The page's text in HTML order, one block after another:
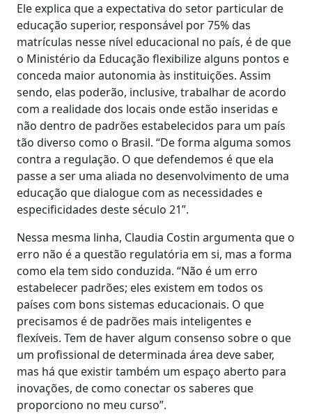
Ele explica que a expectativa do setor particular de
educação superior, responsável por 75% das
matrículas nesse nível educacional no país, é de que
o Ministério da Educação flexibilize alguns pontos e
conceda maior autonomia às instituições. Assim
sendo, elas poderão, inclusive, trabalhar de acordo
com a realidade dos locais onde estão inseridas e
não dentro de padrões estabelecidos para um país
tão diverso como o Brasil. “De forma alguma somos
contra a regulação. O que defendemos é que ela
passe a ser uma aliada no desenvolvimento de uma
educação que dialogue com as necessidades e
especificidades deste século 21”.
Nessa mesma linha, Claudia Costin argumenta que o
erro não é a questão regulatória em si, mas a forma
como ela tem sido conduzida. “Não é um erro
estabelecer padrões; eles existem em todos os
países com bons sistemas educacionais. O que
precisamos é de padrões mais inteligentes e
flexíveis. Tem de haver algum consenso sobre o que
um profissional de determinada área deve saber,
mas há que existir também um espaço aberto para
inovações, de como conectar os saberes que
proporciono no meu curso”.